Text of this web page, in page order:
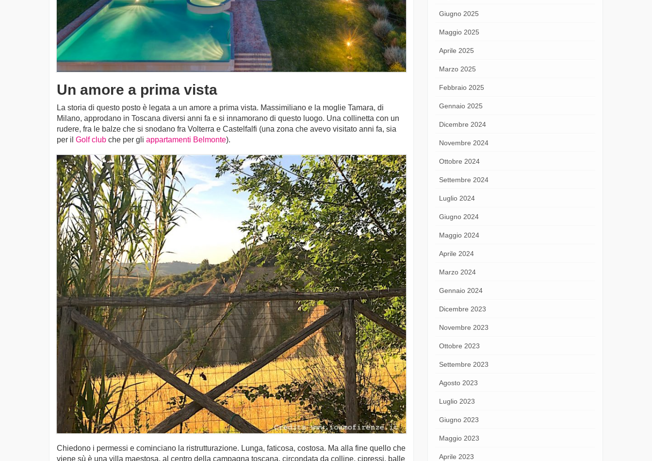
Un amore a prima vista
La storia di questo posto è legata a un amore a prima vista. Massimiliano e la moglie Tamara, di
Milano, approdano in Toscana diversi anni fa e si innamorano di questo luogo. Una collinetta con un
rudere, fra le balze che si snodano fra Volterra e Castelfalfi (una zona che avevo visitato anni fa, sia
per il Golf club che per gli appartamenti Belmonte).
Chiedono i permessi e cominciano la ristrutturazione. Lunga, faticosa, costosa. Ma alla fine quello che
viene sù è una villa maestosa, al centro della campagna toscana, circondata da colline, cipressi, balle
Giugno 2025
Maggio 2025
Aprile 2025
Marzo 2025
Febbraio 2025
Gennaio 2025
Dicembre 2024
Novembre 2024
Ottobre 2024
Settembre 2024
Luglio 2024
Giugno 2024
Maggio 2024
Aprile 2024
Marzo 2024
Gennaio 2024
Dicembre 2023
Novembre 2023
Ottobre 2023
Settembre 2023
Agosto 2023
Luglio 2023
Giugno 2023
Maggio 2023
Aprile 2023